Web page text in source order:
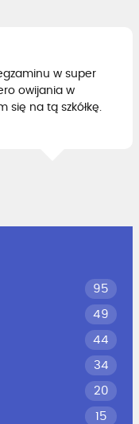
w super
owijania w
się na tą szkółkę.
95
49
44
34
20
15